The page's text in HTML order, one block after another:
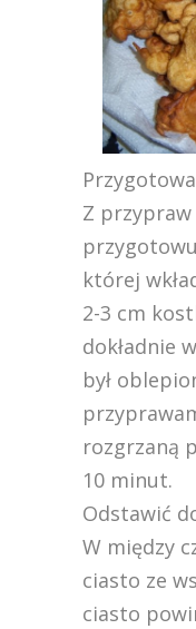
Z przypraw
której
2-3 cm
dokładnie
był
rozgrzaną
10 minut.
Odstawić
W między
ciasto ze
ciasto